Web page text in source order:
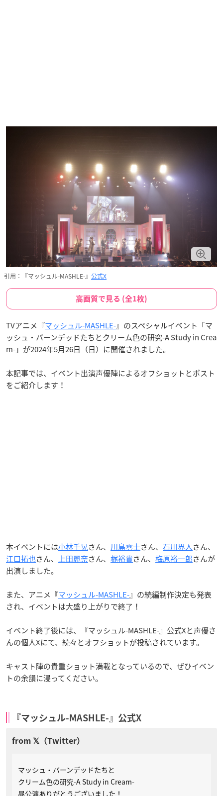
引用：『マッシュル-MASHLE-』 公式X
高画質で見る (全1枚)
TVアニメ『マッシュル-MASHLE-』のスペシャルイベント「マ
ッシュ・バーンデッドたちとクリーム色の研究-A Study in Crea
m-」が2024年5月26日（日）に開催されました。
本記事では、イベント出演声優陣によるオフショットとポスト
をご紹介します！
本イベントには小林千晃さん、 川島零士さん、 石川界人さん、
江口拓也さん、 上田麗奈さん、 梶裕貴さん、 梅原裕一郎さんが
出演しました。
また、アニメ『マッシュル-MASHLE-』の続編制作決定も発表
され、イベントは大盛り上がりで終了！
イベント終了後には、『マッシュル-MASHLE-』公式Xと声優さ
んの個人Xにて、続々とオフショットが投稿されています。
キャスト陣の貴重ショット満載となっているので、ぜひイベン
トの余韻に浸ってください。
『マッシュル-MASHLE-』公式X
マッシュ・バーンデッドたちと
クリーム色の研究-A Study in Cream-
昼公演ありがとうございました！